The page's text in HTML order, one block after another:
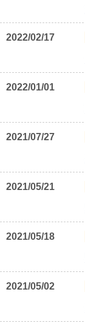
2022/02/17
2022/01/01
2021/07/27
2021/05/21
2021/05/18
2021/05/02